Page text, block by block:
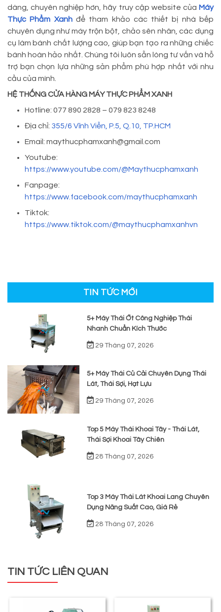
dàng, chuyên nghiệp hơn, hãy truy cập website của Máy
Thực Phẩm Xanhđể tham khảo các thiết bị nhà bếp
chuyên dụng như máy trộn bột, chảo sên nhân, các dụng
cụ làm bánh chất lượng cao, giúp bạn tạo ra những chiếc
bánh hoàn hảo nhất. Chúng tôi luôn sẵn lòng tư vấn và hỗ
trợ bạn chọn lựa những sản phẩm phù hợp nhất với nhu
cầu của mình.
HỆ THỐNG CỬA HÀNG MÁY THỰC PHẨM XANH
Hotline: 077 890 2828 – 079 823 8248
Địa chỉ: 355/6 Vĩnh Viễn, P.5, Q.10, TP.HCM
Email: maythucphamxanh@gmail.com
Youtube:
https://www.youtube.com/@Maythucphamxanh
Fanpage:
https://www.facebook.com/maythucphamxanh
Tiktok:
https://www.tiktok.com/@maythucphamxanhvn
TIN TỨC MỚI
5+ Máy Thái Ớt Công Nghiệp Thái
Nhanh Chuẩn Kích Thước
29 Tháng 07, 2026
5+ Máy Thái Củ Cải Chuyên Dụng Thái
Lát, Thái Sợi, Hạt Lựu
29 Tháng 07, 2026
Top 5 Máy Thái Khoai Tây - Thái Lát,
Thái Sợi Khoai Tây Chiên
28 Tháng 07, 2026
Top 3 Máy Thái Lát Khoai Lang Chuyên
Dụng Năng Suất Cao, Giá Rẻ
28 Tháng 07, 2026
TIN TỨC LIÊN QUAN